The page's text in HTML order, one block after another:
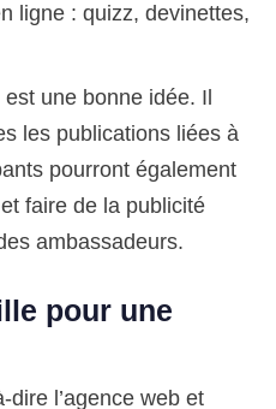
ligne : quizz, devinettes,
une bonne idée. Il
les publications liées à
pourront également
faire de la publicité
ambassadeurs.
pour une
dire l’agence web et